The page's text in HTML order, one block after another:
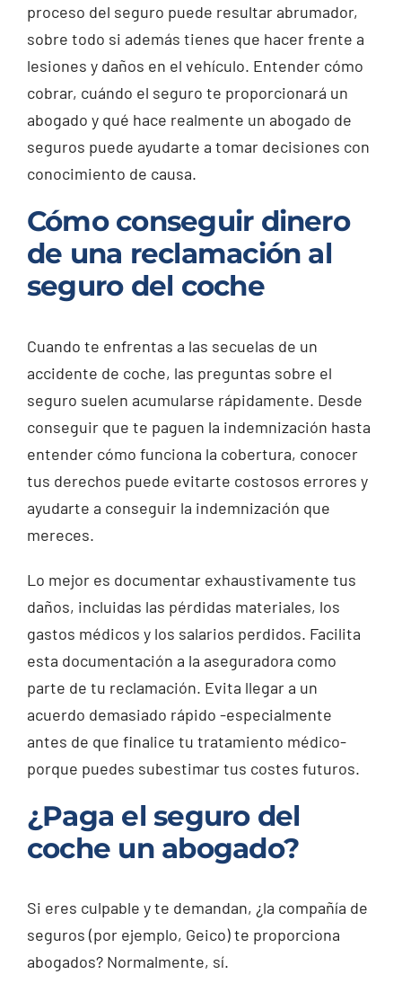
proceso del seguro puede resultar abrumador,
sobre todo si además tienes que hacer frente a
lesiones y daños en el vehículo. Entender cómo
cobrar, cuándo el seguro te proporcionará un
abogado y qué hace realmente un abogado de
seguros puede ayudarte a tomar decisiones con
conocimiento de causa.
Cómo conseguir dinero
de una reclamación al
seguro del coche
Cuando te enfrentas a las secuelas de un
accidente de coche, las preguntas sobre el
seguro suelen acumularse rápidamente. Desde
conseguir que te paguen la indemnización hasta
entender cómo funciona la cobertura, conocer
tus derechos puede evitarte costosos errores y
ayudarte a conseguir la indemnización que
mereces.
Lo mejor es documentar exhaustivamente tus
daños, incluidas las pérdidas materiales, los
gastos médicos y los salarios perdidos. Facilita
esta documentación a la aseguradora como
parte de tu reclamación. Evita llegar a un
acuerdo demasiado rápido -especialmente
antes de que finalice tu tratamiento médico-
porque puedes subestimar tus costes futuros.
¿Paga el seguro del
coche un abogado?
Si eres culpable y te demandan, ¿la compañía de
seguros (por ejemplo, Geico) te proporciona
abogados? Normalmente, sí.